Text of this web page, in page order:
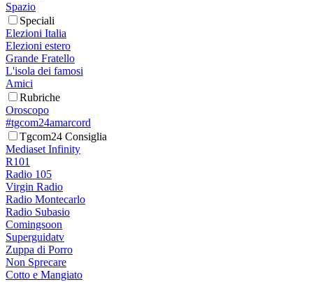
Spazio
Speciali
Elezioni Italia
Elezioni estero
Grande Fratello
L'isola dei famosi
Amici
Rubriche
Oroscopo
#tgcom24amarcord
Tgcom24 Consiglia
Mediaset Infinity
R101
Radio 105
Virgin Radio
Radio Montecarlo
Radio Subasio
Comingsoon
Superguidatv
Zuppa di Porro
Non Sprecare
Cotto e Mangiato